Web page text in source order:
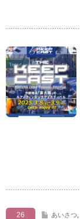
26
あいさつ